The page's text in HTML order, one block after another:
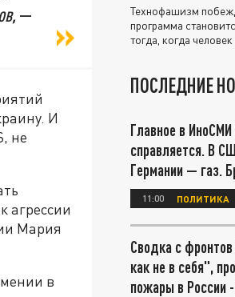
—
И
не
агрессии
Мария
в
Технофашизм
программа
тогда, когда
ПОСЛЕДНИЕ
Главное в ИноСМИ
справляется. В
Германии — газ.
11:00 ПОЛИТИКА
Сводка с
как не в себя",
пожары в России